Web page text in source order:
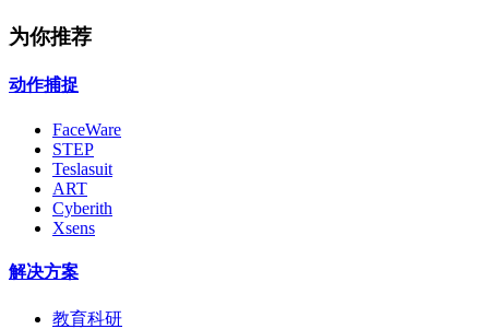
为你推荐
动作捕捉
FaceWare
STEP
Teslasuit
ART
Cyberith
Xsens
解决方案
教育科研